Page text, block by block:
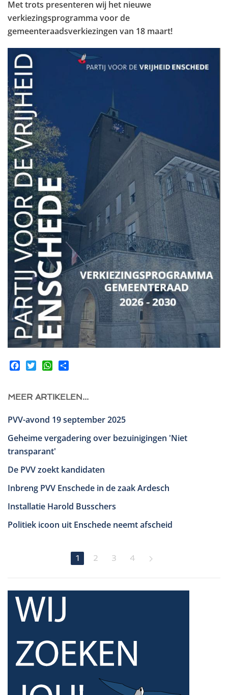
Met trots presenteren wij het nieuwe
verkiezingsprogramma voor de
gemeenteraadsverkiezingen van 18 maart!
MEER ARTIKELEN...
PVV-avond 19 september 2025
Geheime vergadering over bezuinigingen 'Niet
transparant'
De PVV zoekt kandidaten
Inbreng PVV Enschede in de zaak Ardesch
Installatie Harold Busschers
Politiek icoon uit Enschede neemt afscheid
1 2 3 4